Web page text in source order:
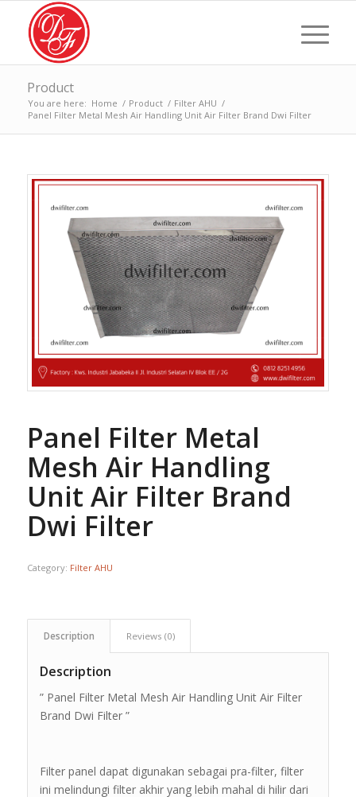
Product
You are here: Home / Product / Filter AHU /
Panel Filter Metal Mesh Air Handling Unit Air Filter Brand Dwi Filter
Panel Filter Metal
Mesh Air Handling
Unit Air Filter Brand
Dwi Filter
Category: Filter AHU
Description Reviews (0)
Description
” Panel Filter Metal Mesh Air Handling Unit Air Filter
Brand Dwi Filter ”
Filter panel dapat digunakan sebagai pra-filter, filter
ini melindungi filter akhir yang lebih mahal di hilir dari